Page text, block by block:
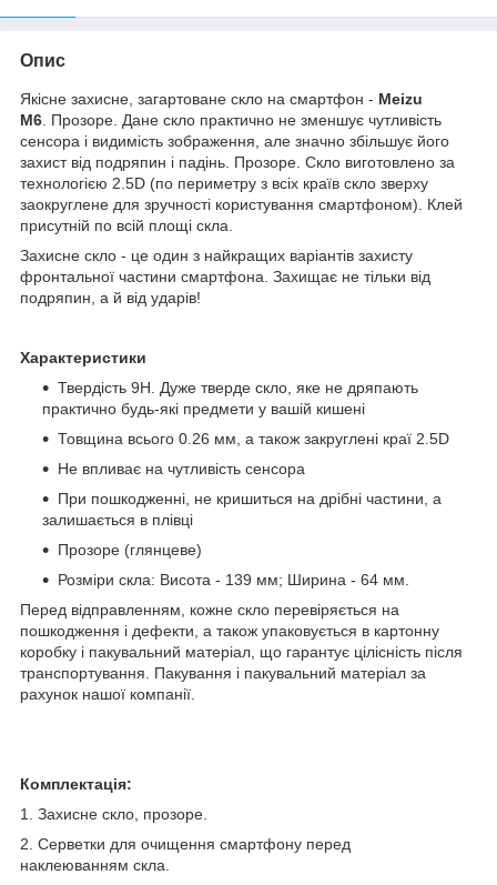
Опис
Якісне захисне, загартоване скло на смартфон - Meizu
M6 . Прозоре. Дане скло практично не зменшує чутливість
сенсора і видимість зображення, але значно збільшує його
захист від подряпин і падінь. Прозоре. Скло виготовлено за
технологією 2.5D (по периметру з всіх країв скло зверху
заокруглене для зручності користування смартфоном). Клей
присутній по всій площі скла.
Захисне скло - це один з найкращих варіантів захисту
фронтальної частини смартфона. Захищає не тільки від
подряпин, а й від ударів!
Характеристики
Твердість 9H. Дуже тверде скло, яке не дряпають
практично будь-які предмети у вашій кишені
Товщина всього 0.26 мм, а також закруглені краї 2.5D
Не впливає на чутливість сенсора
При пошкодженні, не кришиться на дрібні частини, а
залишається в плівці
Прозоре (глянцеве)
Розміри скла: Висота - 139 мм; Ширина - 64 мм.
Перед відправленням, кожне скло перевіряється на
пошкодження і дефекти, а також упаковується в картонну
коробку і пакувальний матеріал, що гарантує цілісність після
транспортування. Пакування і пакувальний матеріал за
рахунок нашої компанії.
Комплектація:
1. Захисне скло, прозоре.
2. Серветки для очищення смартфону перед
наклеюванням скла.